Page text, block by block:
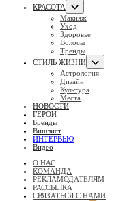
КРАСОТА
Макияж
Уход
Здоровье
Волосы
Тренды
СТИЛЬ ЖИЗНИ
Астрология
Дизайн
Культура
Места
НОВОСТИ
ГЕРОИ
Бренды
Вишлист
ИНТЕРВЬЮ
Видео
О НАС
КОМАНДА
РЕКЛАМОДАТЕЛЯМ
РАССЫЛКА
СВЯЗАТЬСЯ С НАМИ